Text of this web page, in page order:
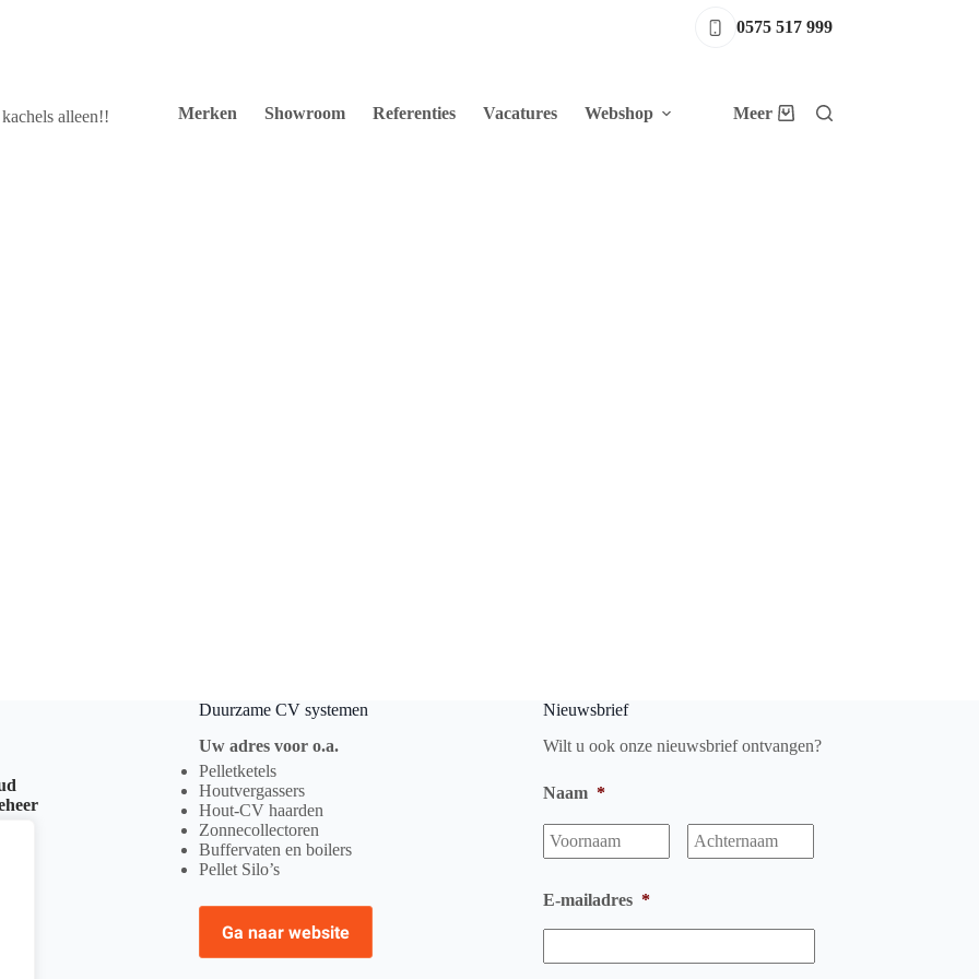
0575 517 999
alleen!! Merken Showroom Referenties Vacatures Webshop Meer Winkelwagen
Duurzame CV systemen
Uw adres voor o.a.
Pelletketels
Houtvergassers
Hout-CV haarden
Zonnecollectoren
Buffervaten en boilers
Pellet Silo’s
Ga naar website
Nieuwsbrief
Wilt u ook onze nieuwsbrief ontvangen?
Naam *
Voornaam
E-mailadres *